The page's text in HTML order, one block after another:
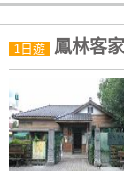
1日遊 鳳林客